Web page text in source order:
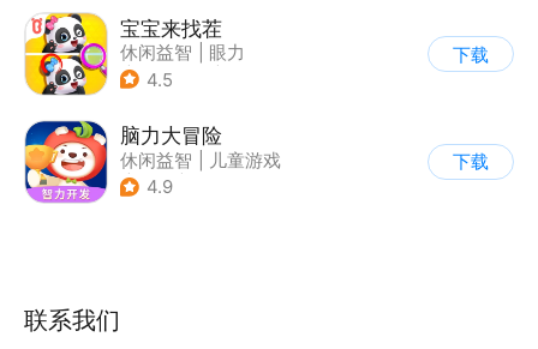
宝宝来找茬
休闲益智
眼力
| 宝宝巴士
4.5
下载
脑力大冒险
休闲益智
儿童游戏
| 卡通
4.9
下载
联系我们